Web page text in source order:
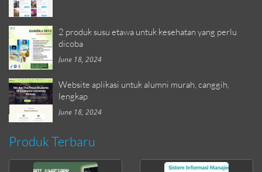
2 produk susu etawa untuk kesehatan yang perlu
dicoba
June 18, 2024
Website aplikasi untuk alumni murah, canggih,
lengkap
June 18, 2024
Produk Terbaru